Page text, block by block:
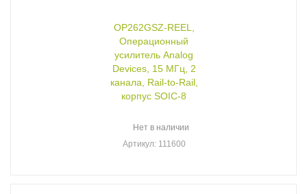
OP262GSZ-REEL,
Операционный
усилитель Analog
Devices, 15 МГц, 2
канала, Rail-to-Rail,
корпус SOIC-8
Нет в наличии
Артикул: 111600